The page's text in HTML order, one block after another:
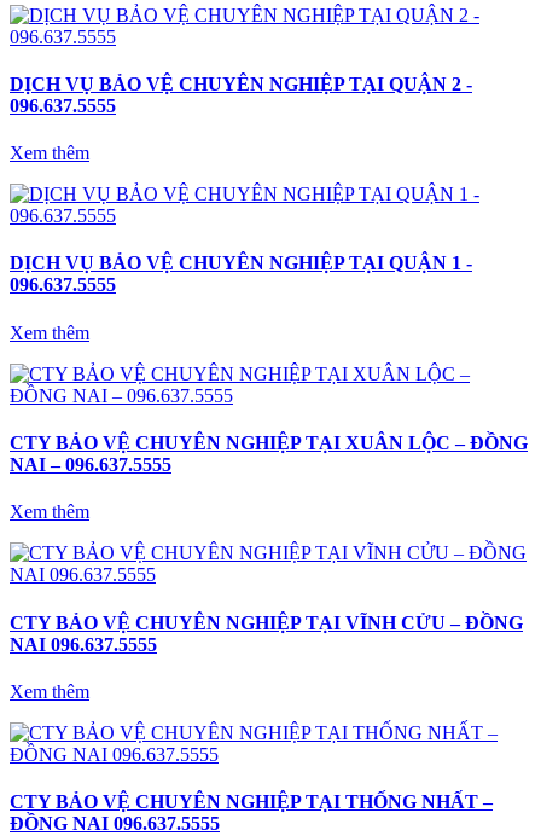
DỊCH VỤ BẢO VỆ CHUYÊN NGHIỆP TẠI QUẬN 2 -
096.637.5555
Xem thêm
DỊCH VỤ BẢO VỆ CHUYÊN NGHIỆP TẠI QUẬN 1 -
096.637.5555
Xem thêm
CTY BẢO VỆ CHUYÊN NGHIỆP TẠI XUÂN LỘC – ĐỒNG
NAI – 096.637.5555
Xem thêm
CTY BẢO VỆ CHUYÊN NGHIỆP TẠI VĨNH CỬU – ĐỒNG
NAI 096.637.5555
Xem thêm
CTY BẢO VỆ CHUYÊN NGHIỆP TẠI THỐNG NHẤT –
ĐỒNG NAI 096.637.5555